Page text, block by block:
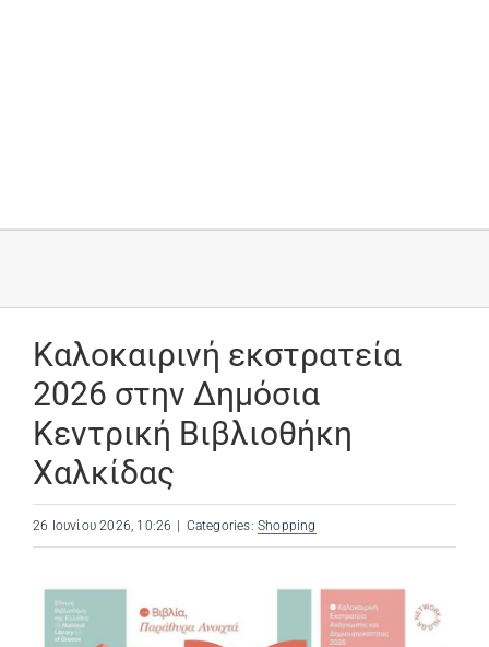
Καλοκαιρινή εκστρατεία
2026 στην Δημόσια
Κεντρική Βιβλιοθήκη
Χαλκίδας
26 Ιουνίου 2026, 10:26 Categories:Shopping